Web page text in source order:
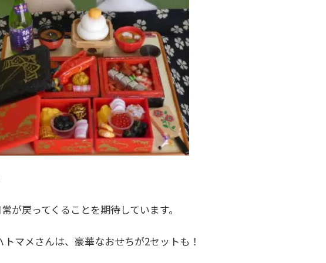
が戻ってくることを期待しています。
マメさんは、豪華なおせちが2セットも！